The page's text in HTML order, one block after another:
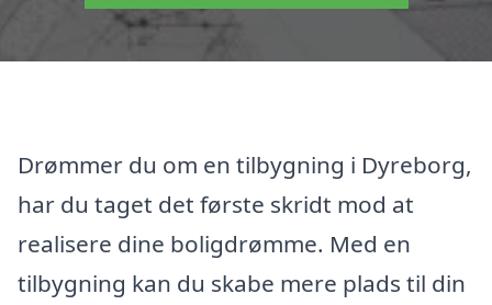
Drømmer du om en tilbygning i Dyreborg,
har du taget det første skridt mod at
realisere dine boligdrømme. Med en
tilbygning kan du skabe mere plads til din